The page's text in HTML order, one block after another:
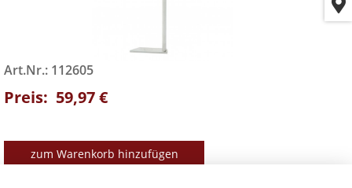
Art.Nr.: 112605
Preis: 59,97 €
zum Warenkorb hinzufügen